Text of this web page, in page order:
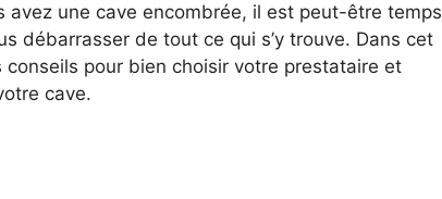
avez une cave encombrée, il est peut-être temps
débarrasser de tout ce qui s’y trouve. Dans cet
pour bien choisir votre prestataire et
cave.